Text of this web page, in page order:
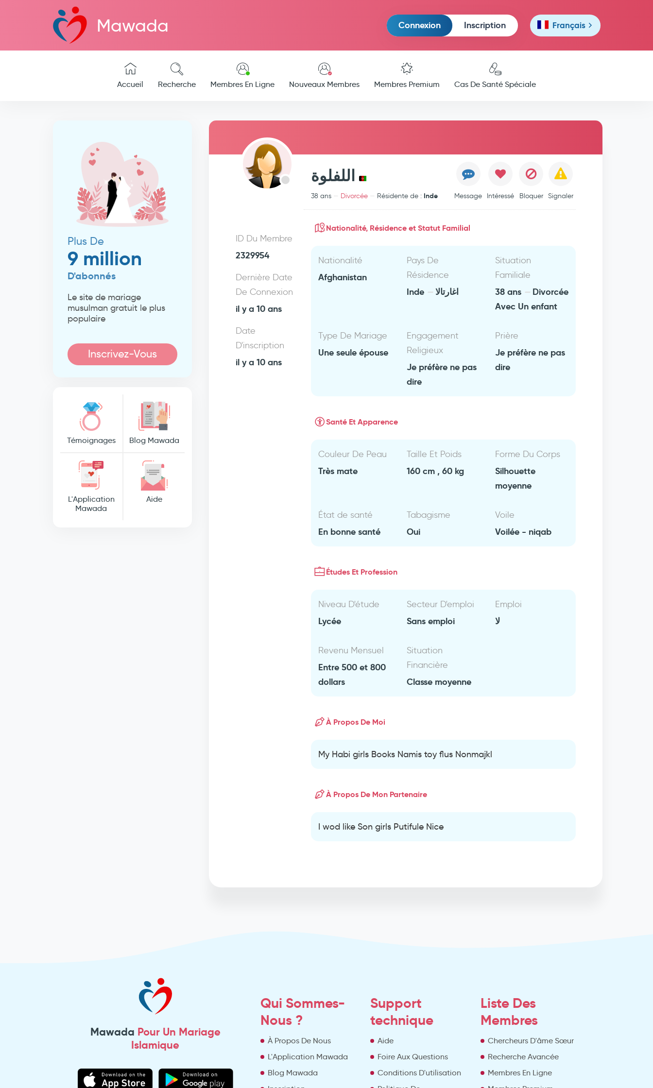
Mawada Connexion Inscription Français
Accueil Recherche Membres En Ligne Nouveaux Membres Membres Premium Cas De Santé Spéciale
Plus De
9 million
D'abonnés
Le site de mariage
musulman gratuit le plus
populaire
Inscrivez-Vous
Témoignages Blog Mawada
L'Application
Mawada
Aide
اللفلوة
38 ans Divorcée Résidente de : Inde Message Intéressé Bloquer Signaler
ID Du Membre
2329954
Dernière Date
De Connexion
il y a 10 ans
Date
D'inscription
il y a 10 ans
Nationalité, Résidence et Statut Familial
Nationalité
Afghanistan
Pays De
Résidence
Inde اغارتالا
Situation
Familiale
38 ans
Divorcée
Avec Un enfant
Type De Mariage
Une seule épouse
Engagement
Religieux
Je préfère ne pas
dire
Prière
Je préfère ne pas
dire
Santé Et Apparence
Couleur De Peau
Très mate
Taille Et Poids
160 cm , 60 kg
Forme Du Corps
Silhouette
moyenne
État de santé
En bonne santé
Tabagisme
Oui
Voile
Voilée - niqab
Études Et Profession
Niveau D'étude
Lycée
Secteur D'emploi
Sans emploi
Emploi
لا
Revenu Mensuel
Entre 500 et 800
dollars
Situation
Financière
Classe moyenne
À Propos De Moi
My Habi girls Books Namis toy flus Nonmajkl
À Propos De Mon Partenaire
I wod like Son girls Putifule Nice
Mawada Pour Un Mariage
Islamique
Qui Sommes-
Nous ?
À Propos De Nous
L'Application Mawada
Blog Mawada
Support
technique
Aide
Foire Aux Questions
Conditions D'utilisation
Liste Des
Membres
Chercheurs D'âme Sœur
Recherche Avancée
Membres En Ligne